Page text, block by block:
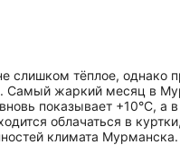
слишком тёплое, однако
Самый жаркий месяц в
показывает +10°C,
облачаться в
климата Мурманска.